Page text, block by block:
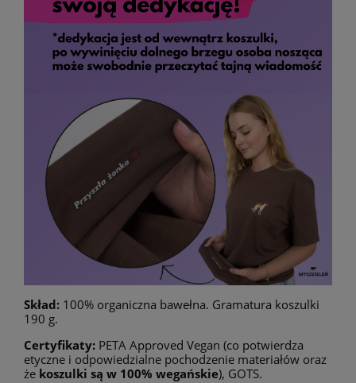
Skład: 100% organiczna bawełna. Gramatura koszulki
190 g.
Certyfikaty: PETA Approved Vegan (co potwierdza
etyczne i odpowiedzialne pochodzenie materiałów oraz
że koszulki są w 100% wegańskie), GOTS.